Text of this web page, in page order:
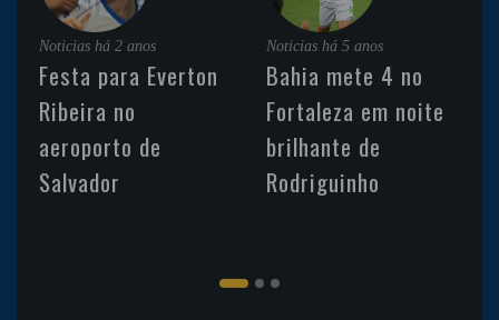
Noticias há 2 anos
Festa para Everton
Ribeira no
aeroporto de
Salvador
Noticias há 5 anos
Bahia mete 4 no
Fortaleza em noite
brilhante de
Rodriguinho